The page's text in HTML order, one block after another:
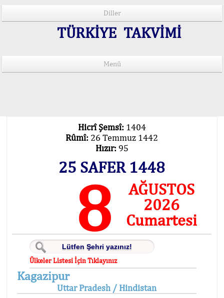
Diller
TÜRKİYE TAKVİMİ
Menü
Hicrî Şemsî: 1404
Rûmî: 26 Temmuz 1442
Hızır: 95
25 SAFER 1448
8
AĞUSTOS
2026
Cumartesi
Ülkeler Listesi İçin Tıklayınız
Kagazipur
Uttar Pradesh / Hindistan